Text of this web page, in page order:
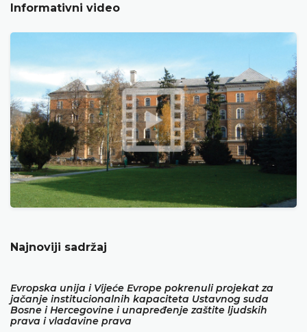
Informativni video
Najnoviji sadržaj
Evropska unija i Vijeće Evrope pokrenuli projekat za
jačanje institucionalnih kapaciteta Ustavnog suda
Bosne i Hercegovine i unapređenje zaštite ljudskih
prava i vladavine prava